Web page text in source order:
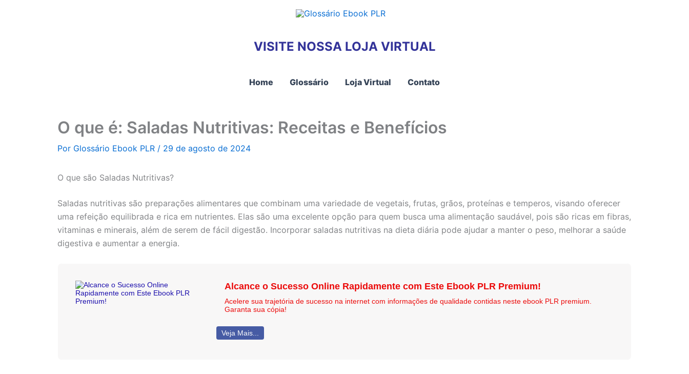
VISITE NOSSA LOJA VIRTUAL
Home Glossário Loja Virtual Contato
O que é: Saladas Nutritivas: Receitas e Benefícios
Por Glossário Ebook PLR / 29 de agosto de 2024
O que são Saladas Nutritivas?
Saladas nutritivas são preparações alimentares que combinam uma variedade de vegetais, frutas, grãos, proteínas e temperos, visando oferecer
uma refeição equilibrada e rica em nutrientes. Elas são uma excelente opção para quem busca uma alimentação saudável, pois são ricas em fibras,
vitaminas e minerais, além de serem de fácil digestão. Incorporar saladas nutritivas na dieta diária pode ajudar a manter o peso, melhorar a saúde
digestiva e aumentar a energia.
Alcance o Sucesso Online Rapidamente com Este Ebook PLR Premium!
Acelere sua trajetória de sucesso na internet com informações de qualidade contidas neste ebook PLR premium.
Garanta sua cópia!
Veja Mais...